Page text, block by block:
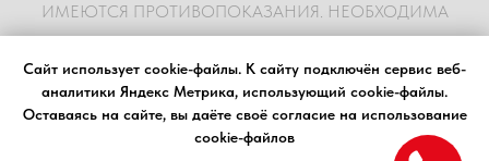
ИМЕЮТСЯ ПРОТИВОПОКАЗАНИЯ. НЕОБХОДИМА
КОНСУЛЬТАЦИЯ СПЕЦИАЛИСТА
для образовательных целей и не должны использоваться в качестве медицинских
рекомендаций. Определение диагноза и выбор методики лечения остается
Сайт использует cookie-файлы. К cайту подключён сервис веб-
аналитики Яндекс Метрика, использующий cookie-файлы.
Оставаясь на сайте, вы даёте своё согласие на использование
cookie-файлов